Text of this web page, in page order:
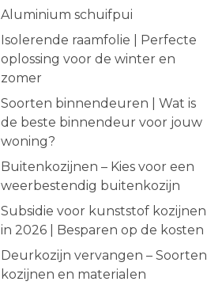
Aluminium schuifpui
Isolerende raamfolie | Perfecte
oplossing voor de winter en
zomer
Soorten binnendeuren | Wat is
de beste binnendeur voor jouw
woning?
Buitenkozijnen – Kies voor een
weerbestendig buitenkozijn
Subsidie voor kunststof kozijnen
in 2026 | Besparen op de kosten
Deurkozijn vervangen – Soorten
kozijnen en materialen